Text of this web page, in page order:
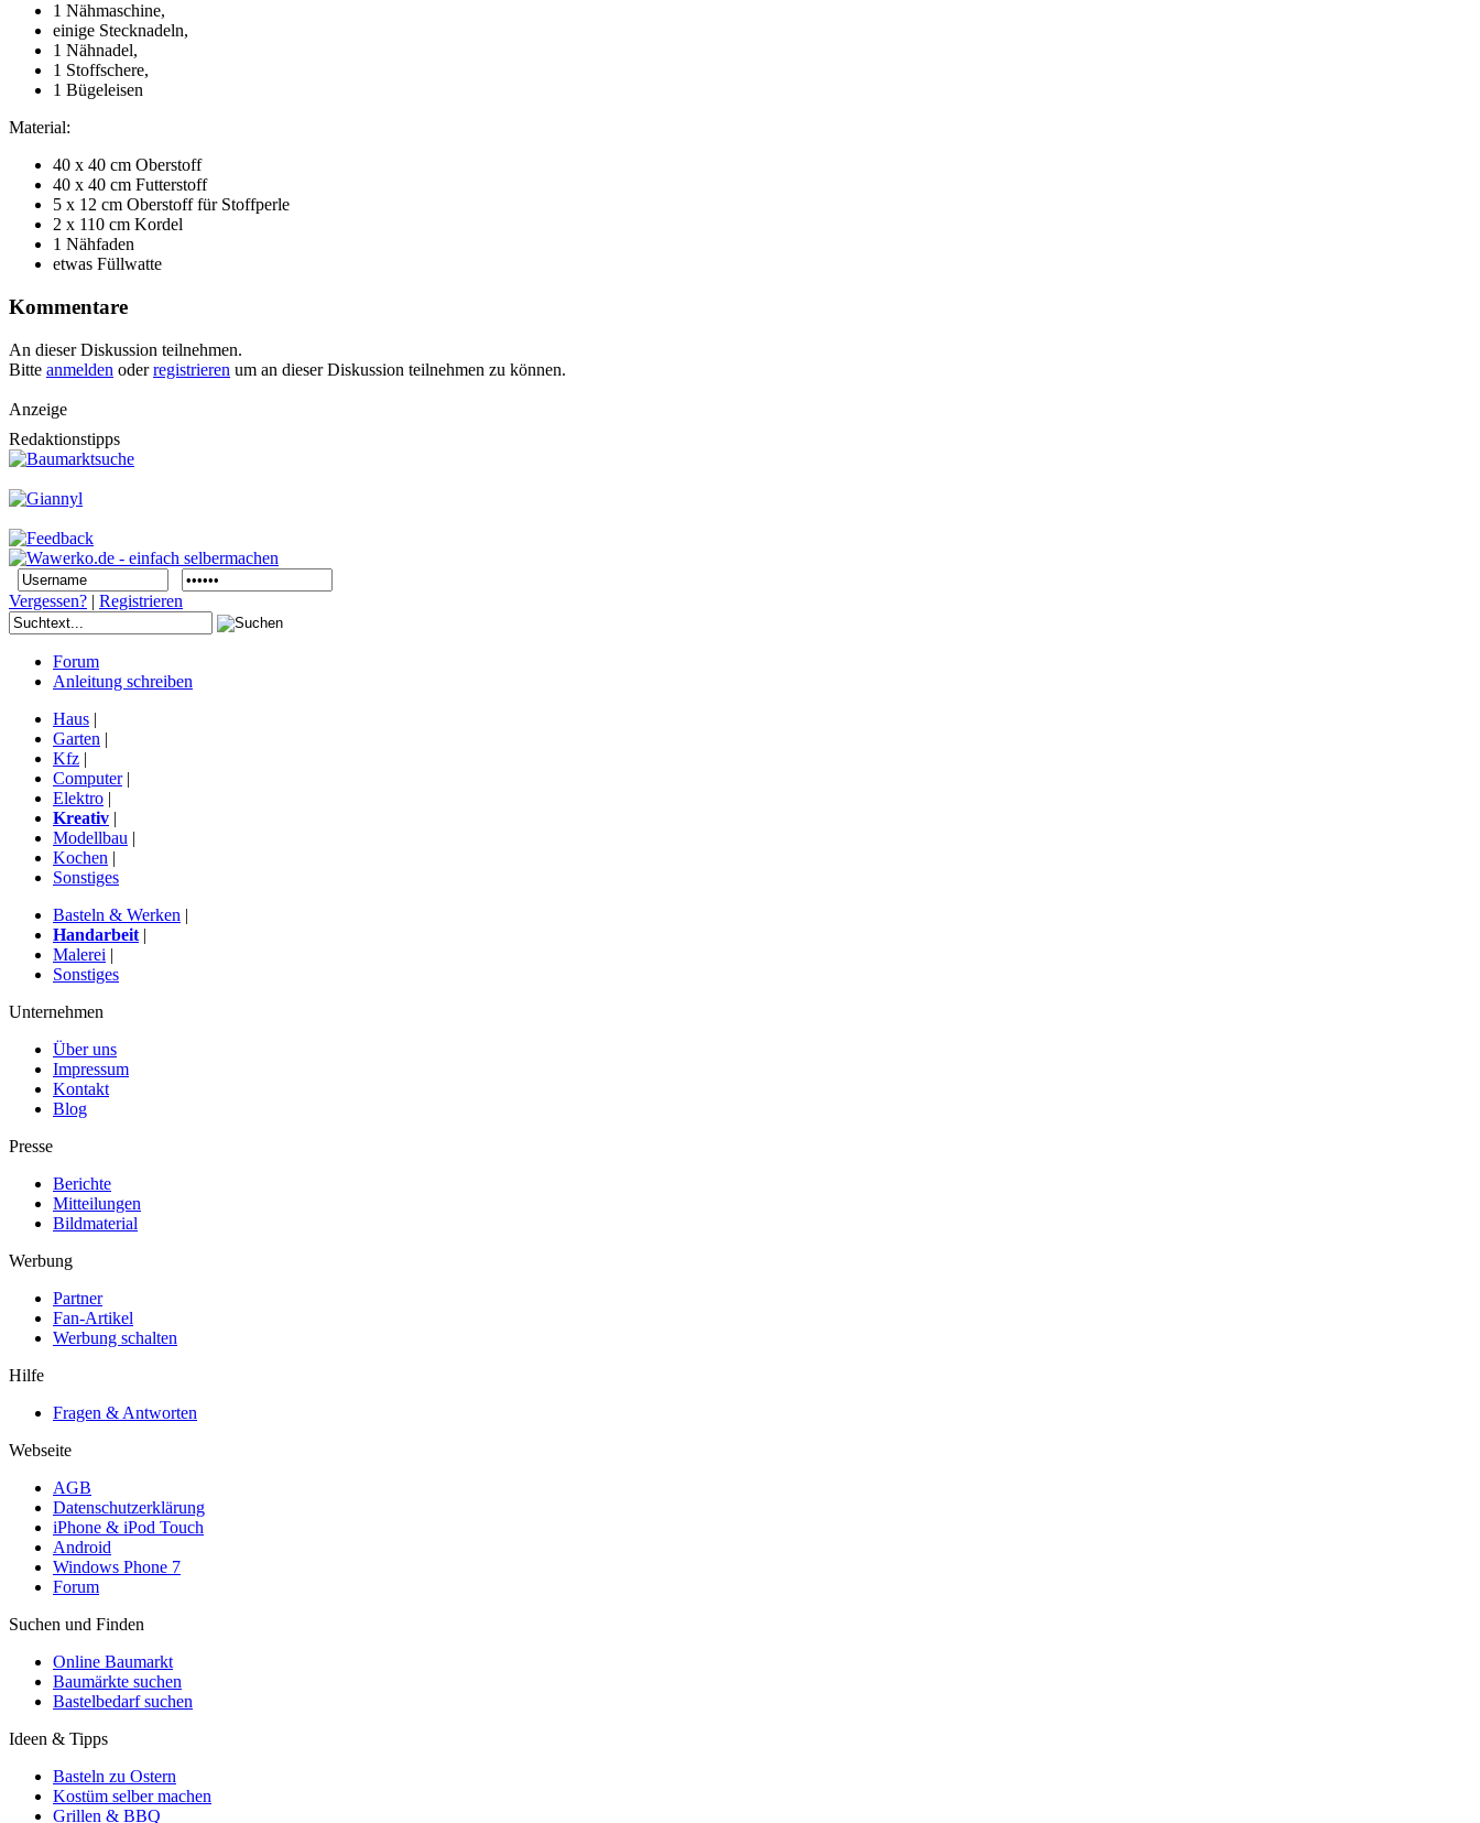
1 Nähmaschine,
einige Stecknadeln,
1 Nähnadel,
1 Stoffschere,
1 Bügeleisen
Material:
40 x 40 cm Oberstoff
40 x 40 cm Futterstoff
5 x 12 cm Oberstoff für Stoffperle
2 x 110 cm Kordel
1 Nähfaden
etwas Füllwatte
Kommentare
An dieser Diskussion teilnehmen.
Bitte anmelden oderregistrieren um an dieser Diskussion teilnehmen zu können.
Anzeige
Redaktionstipps
Vergessen? | Registrieren
Forum
Anleitung schreiben
Haus |
Garten |
Kfz |
Computer|
Elektro |
Kreativ |
Modellbau |
Kochen |
Sonstiges
Basteln & Werken |
Handarbeit |
Malerei |
Sonstiges
Unternehmen
Über uns
Impressum
Kontakt
Blog
Presse
Berichte
Mitteilungen
Bildmaterial
Werbung
Partner
Fan-Artikel
Werbung schalten
Hilfe
Fragen & Antworten
Webseite
AGB
Datenschutzerklärung
iPhone & iPod Touch
Android
Windows Phone 7
Forum
Suchen und Finden
Online Baumarkt
Baumärkte suchen
Bastelbedarf suchen
Ideen & Tipps
Basteln zu Ostern
Kostüm selber machen
Grillen & BBQ